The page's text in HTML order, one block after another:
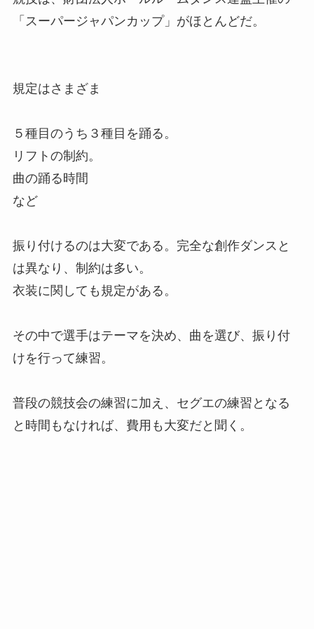
「スーパージャパンカップ」がほとんどだ。
規定はさまざま
５種目のうち３種目を踊る。
リフトの制約。
曲の踊る時間
など
振り付けるのは大変である。完全な創作ダンスと
は異なり、制約は多い。
衣装に関しても規定がある。
その中で選手はテーマを決め、曲を選び、振り付
けを行って練習。
普段の競技会の練習に加え、セグエの練習となる
と時間もなければ、費用も大変だと聞く。